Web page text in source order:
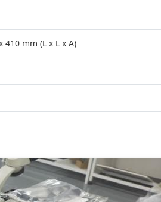
410 mm (L x L x A)